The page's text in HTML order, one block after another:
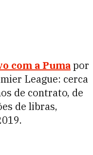
com a Pumapor
League: cerca
de contrato, de
de libras,